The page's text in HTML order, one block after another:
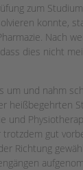
zum
konnte,
Nach
dies nicht
um und nahm
heißbegehrten
und
trotzdem gut
Richtung